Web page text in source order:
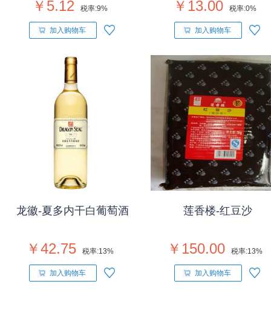
￥5.12 税率:9%
加入购物车
￥13.00 税率:0%
加入购物车
龙徽-夏多内干白葡萄酒
￥42.75 税率:13%
加入购物车
莲香楼-红豆沙
￥150.00 税率:13%
加入购物车